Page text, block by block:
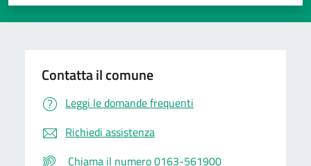
Contatta il comune
Leggi le domande frequenti
Richiedi assistenza
Chiama il numero 0163-561900